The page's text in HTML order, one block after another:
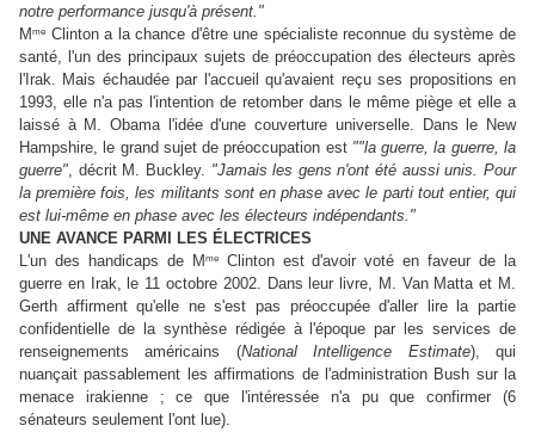
notre performance jusqu'à présent."
M me Clinton a la chance d'être une spécialiste reconnue du système de
santé, l'un des principaux sujets de préoccupation des électeurs après
l'Irak. Mais échaudée par l'accueil qu'avaient reçu ses propositions en
1993, elle n'a pas l'intention de retomber dans le même piège et elle a
laissé à M. Obama l'idée d'une couverture universelle. Dans le New
Hampshire, le grand sujet de préoccupation est ""la guerre, la guerre, la
guerre", décrit M. Buckley. "Jamais les gens n'ont été aussi unis. Pour
la première fois, les militants sont en phase avec le parti tout entier, qui
est lui-même en phase avec les électeurs indépendants."
UNE AVANCE PARMI LES ÉLECTRICES
L'un des handicaps de M meClinton est d'avoir voté en faveur de la
guerre en Irak, le 11 octobre 2002. Dans leur livre, M. Van Matta et M.
Gerth affirment qu'elle ne s'est pas préoccupée d'aller lire la partie
confidentielle de la synthèse rédigée à l'époque par les services de
renseignements américains (National Intelligence Estimate), qui
nuançait passablement les affirmations de l'administration Bush sur la
menace irakienne ; ce que l'intéressée n'a pu que confirmer (6
sénateurs seulement l'ont lue).